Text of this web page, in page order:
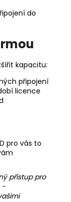
do
kapacitu:
připojení
licence
pro vás to
přístup pro
-